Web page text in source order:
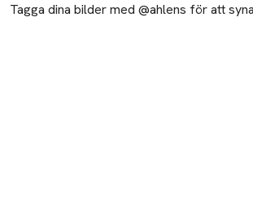
Tagga dina bilder med @ahlens för att